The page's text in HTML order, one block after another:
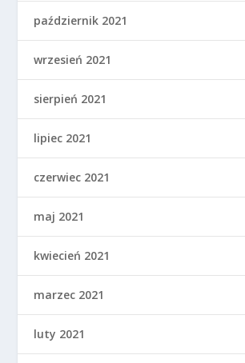
październik 2021
wrzesień 2021
sierpień 2021
lipiec 2021
czerwiec 2021
maj 2021
kwiecień 2021
marzec 2021
luty 2021